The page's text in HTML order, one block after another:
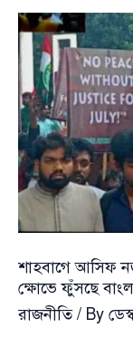
শাহবাগে আসিফ
ক্ষোভে ফুঁসছে
রাজনীতি/ By